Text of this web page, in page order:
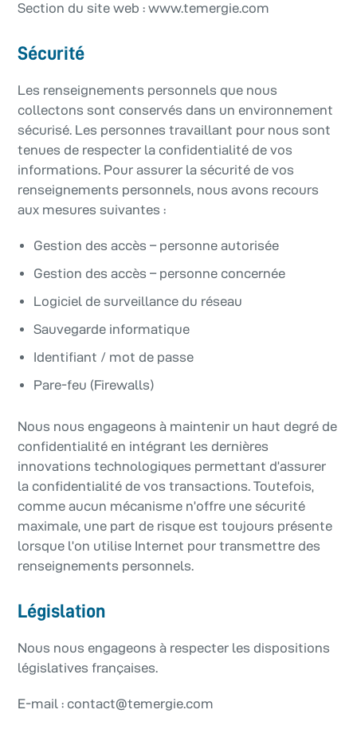
Section du site web : www.temergie.com
Sécurité
Les renseignements personnels que nous
collectons sont conservés dans un environnement
sécurisé. Les personnes travaillant pour nous sont
tenues de respecter la confidentialité de vos
informations. Pour assurer la sécurité de vos
renseignements personnels, nous avons recours
aux mesures suivantes :
Gestion des accès – personne autorisée
Gestion des accès – personne concernée
Logiciel de surveillance du réseau
Sauvegarde informatique
Identifiant / mot de passe
Pare-feu (Firewalls)
Nous nous engageons à maintenir un haut degré de
confidentialité en intégrant les dernières
innovations technologiques permettant d’assurer
la confidentialité de vos transactions. Toutefois,
comme aucun mécanisme n’offre une sécurité
maximale, une part de risque est toujours présente
lorsque l’on utilise Internet pour transmettre des
renseignements personnels.
Législation
Nous nous engageons à respecter les dispositions
législatives françaises.
E-mail : contact@temergie.com